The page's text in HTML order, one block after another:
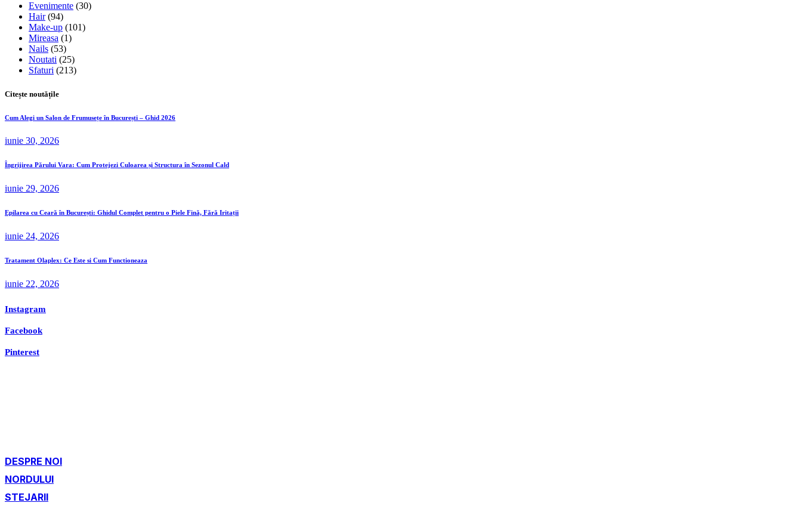
Evenimente (30)
Hair(94)
Make-up (101)
Mireasa (1)
Nails (53)
Noutati (25)
Sfaturi (213)
Citește noutățile
Cum Alegi un Salon de Frumusețe în București – Ghid 2026
iunie 30, 2026
Îngrijirea Părului Vara: Cum Protejezi Culoarea și Structura în Sezonul Cald
iunie 29, 2026
Epilarea cu Ceară în București: Ghidul Complet pentru o Piele Fină, Fără Iritații
iunie 24, 2026
Tratament Olaplex: Ce Este si Cum Functioneaza
iunie 22, 2026
Instagram
Facebook
Pinterest
DESPRE NOI
NORDULUI
STEJARII